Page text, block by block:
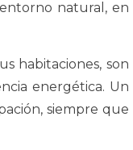
natural, en
habitaciones, son
energética. Un
siempre que